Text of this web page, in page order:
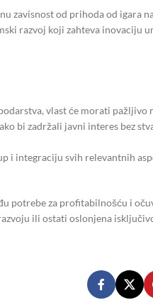
zavisnost od prihoda od igara
razvoj koji zahteva inovaciju
vlast će morati
bi zadržali javni interes bez
i integraciju svih relevantnih
potrebe za profitabilnošću i
ili ostati oslonjena